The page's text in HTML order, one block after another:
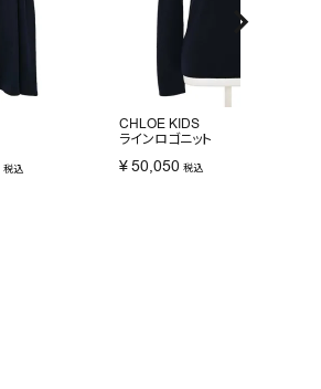
税込
CHLOE KIDS
ラインロゴニット
¥ 50,050 税込